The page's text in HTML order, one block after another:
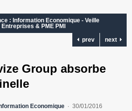
: Information Economique - Veille
& PME PMI
prev
next
Group absorbe
Economique 30/01/2016